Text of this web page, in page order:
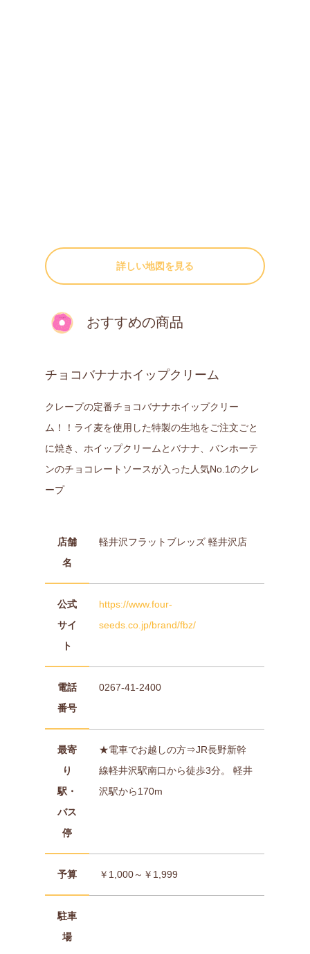
詳しい地図を見る
おすすめの商品
チョコバナナホイップクリーム
クレープの定番チョコバナナホイップクリー
ム！！ライ麦を使用した特製の生地をご注文ごと
に焼き、ホイップクリームとバナナ、バンホーテ
ンのチョコレートソースが入った人気No.1のクレ
ープ
店舗
名
軽井沢フラットブレッズ 軽井沢店
公式
サイ
ト
https://www.four-
seeds.co.jp/brand/fbz/
電話
番号
0267-41-2400
最寄
り
駅・
バス
停
★電車でお越しの方⇒JR長野新幹
線軽井沢駅南口から徒歩3分。 軽井
沢駅から170m
予算 ￥1,000～￥1,999
駐車
場